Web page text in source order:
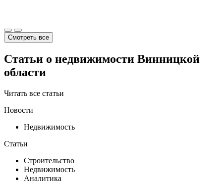
Смотреть все
Статьи о недвижимости Винницкой
области
Читать все статьи
Новости
Недвижимость
Статьи
Строительство
Недвижимость
Аналитика